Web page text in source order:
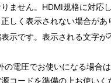
ません。HDMI規格に対応
しく表示されない場合があ
示です。表示される文字が
の電圧でお使いになる場合
コードを準備の上お使いく